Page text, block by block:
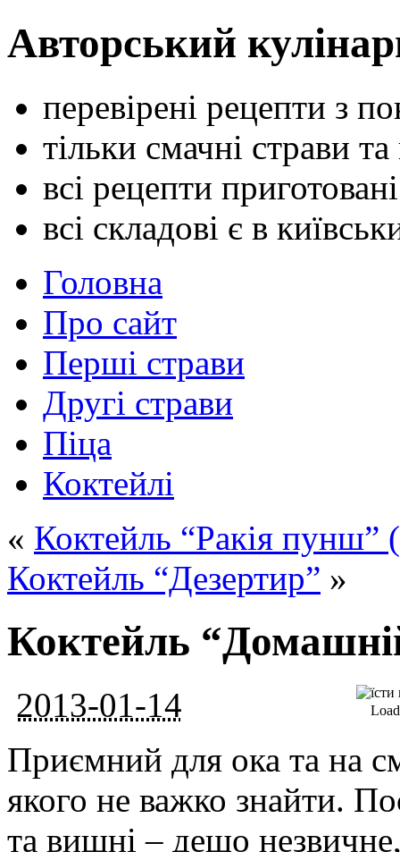
Авторський
перевірені рецепти з
тільки смачні страви та
всі рецепти
всі складові є в
Головна
Про сайт
Перші страви
Другі страви
Піца
Коктейлі
« Коктейль “Ракія пунш”
Коктейль “Дезертир” »
Коктейль
2013-01-14
Приємний для ока та на
якого не важко знайти.
та вишні – дещо